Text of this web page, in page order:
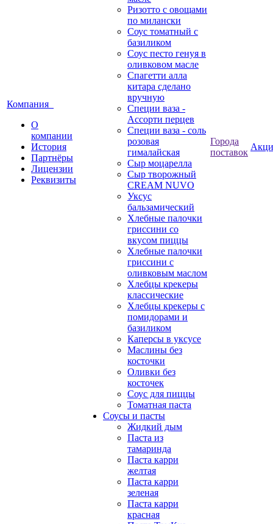
Компания
О
компании
История
Партнёры
Лицензии
Реквизиты
Ризотто с овощами
по милански
Соус томатный с
базиликом
Соус песто генуя в
оливковом масле
Спагетти алла
китара сделано
вручную
Специи ваза -
Ассорти перцев
Специи ваза - соль
розовая
гималайская
Сыр моцарелла
Сыр творожный
CREАM NUVO
Уксус
бальзамический
Хлебные палочки
гриссини со
вкусом пиццы
Хлебные палочки
гриссини с
оливковым маслом
Хлебцы крекеры
классические
Хлебцы крекеры с
помидорами и
базиликом
Каперсы в уксусе
Маслины без
косточки
Оливки без
косточек
Соус для пиццы
Томатная паста
Соусы и пасты
Жидкий дым
Паста из
тамаринда
Паста карри
желтая
Паста карри
зеленая
Паста карри
красная
Города
поставок